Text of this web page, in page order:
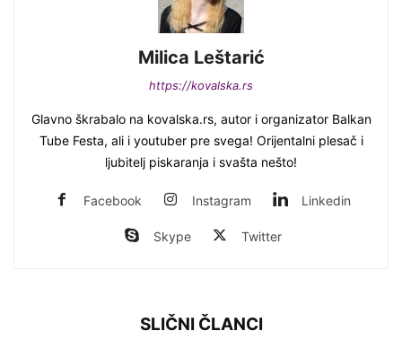
Milica Leštarić
https://kovalska.rs
Glavno škrabalo na kovalska.rs, autor i organizator Balkan
Tube Festa, ali i youtuber pre svega! Orijentalni plesač i
ljubitelj piskaranja i svašta nešto!
Facebook Instagram Linkedin
Skype Twitter
SLIČNI ČLANCI